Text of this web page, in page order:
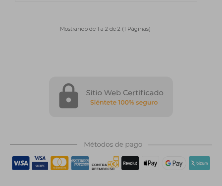
Mostrando de 1 a 2 de 2 (1 Páginas)